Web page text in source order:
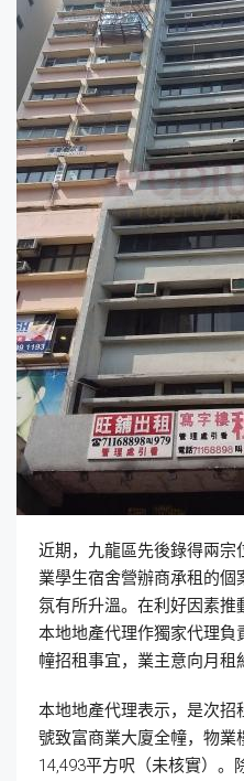
近期，九龍區先後錄得兩
業學生宿舍營辦商承租的
氛有所升溫。在利好因素
本地地產代理作獨家代理
幢招租事宜，業主意向月租
本地地產代理表示，是次招
號致富商業大廈全幢，物業
14,493平方呎（未核實）。